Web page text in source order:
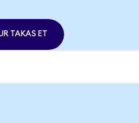
TAKAS ET